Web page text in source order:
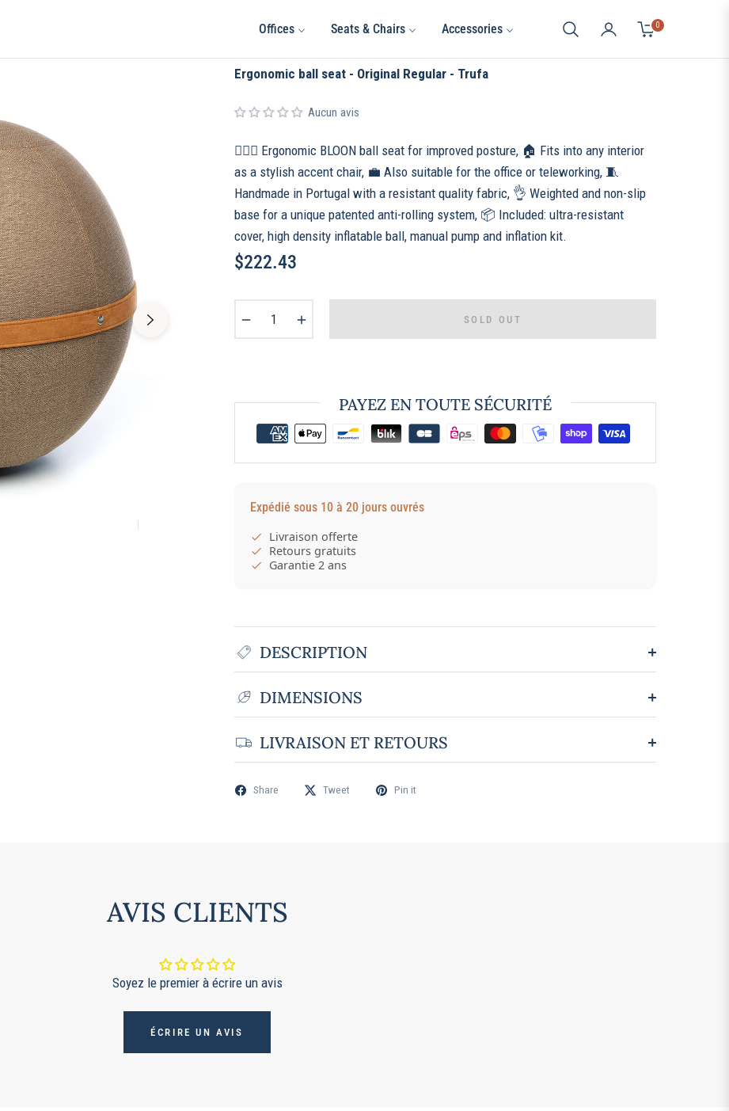
Offices Seats & Chairs Accessories Cart
0
Ergonomic ball seat - Original Regular - Trufa
Aucun avis
🧘🏻‍♀️ Ergonomic BLOON ball seat for improved posture, 🏠 Fits into any interior
as a stylish accent chair, 💼 Also suitable for the office or teleworking, 🧵
Handmade in Portugal with a resistant quality fabric, 👌 Weighted and non-slip
base for a unique patented anti-rolling system, 📦 Included: ultra-resistant
cover, high density inflatable ball, manual pump and inflation kit.
Regular
$222.43
SOLD OUT
PAYEZ EN TOUTE SÉCURITÉ
Expédié sous 10 à 20 jours ouvrés
Livraison offerte
Retours gratuits
Garantie 2 ans
DESCRIPTION
DIMENSIONS
LIVRAISON ET RETOURS
Share Tweet Pin it
AVIS CLIENTS
Soyez le premier à écrire un avis
ÉCRIRE UN AVIS